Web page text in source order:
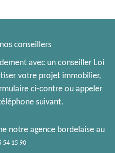
conseillers
avec un conseiller Loi
votre projet immobilier,
ci-contre ou appeler
suivant.
notre agence bordelaise au
54 15 90